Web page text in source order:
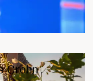
Crohn